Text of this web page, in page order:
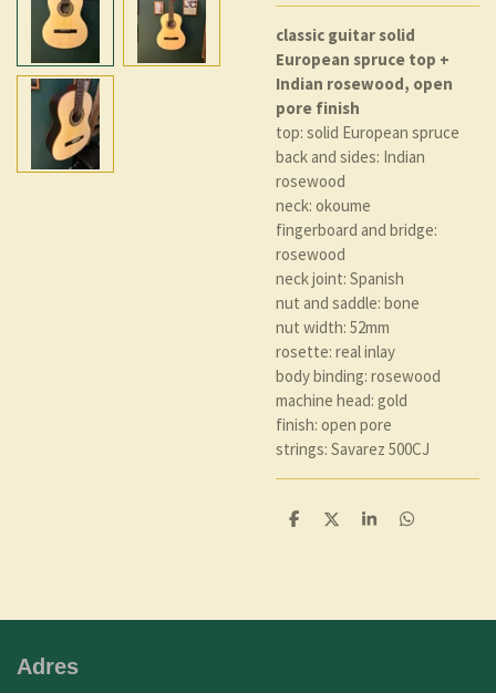
classic guitar solid
European spruce top +
Indian rosewood, open
pore finish
top: solid European spruce
back and sides: Indian
rosewood
neck: okoume
fingerboard and bridge:
rosewood
neck joint: Spanish
nut and saddle: bone
nut width: 52mm
rosette: real inlay
body binding: rosewood
machine head: gold
finish: open pore
strings: Savarez 500CJ
D
D
S
D
Adres